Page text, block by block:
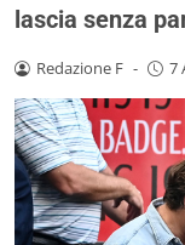
lascia senza
Redazione F - 7